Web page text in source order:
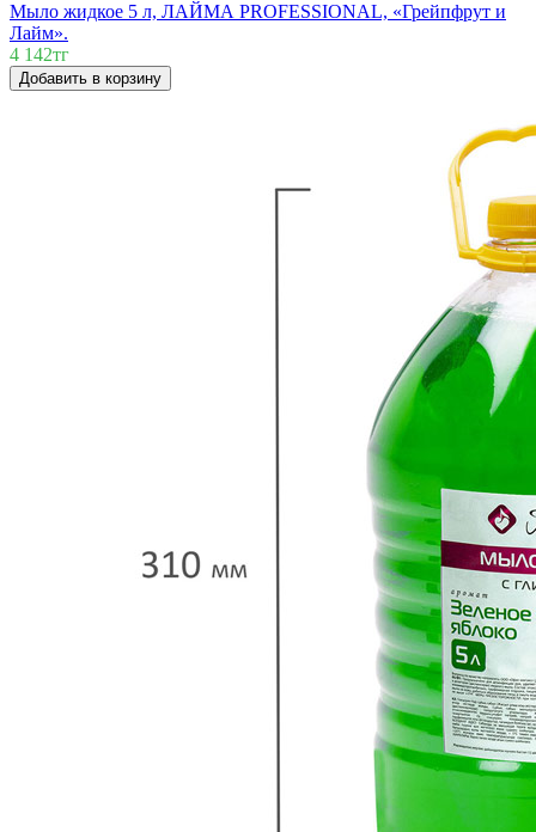
Мыло жидкое 5 л, ЛАЙМА PROFESSIONAL, «Грейпфрут и
Лайм».
4 142тг
Добавить в корзину